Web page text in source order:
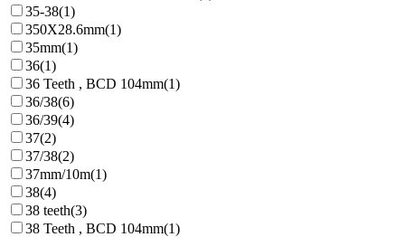
35-38(1)
350X28.6mm(1)
35mm(1)
36(1)
36 Teeth , BCD 104mm(1)
36/38(6)
36/39(4)
37(2)
37/38(2)
37mm/10m(1)
38(4)
38 teeth(3)
38 Teeth , BCD 104mm(1)